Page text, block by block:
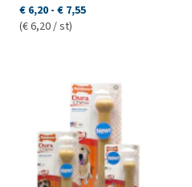
€ 6,20 - € 7,55
(€ 6,20 / st)